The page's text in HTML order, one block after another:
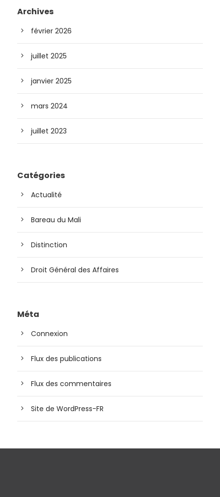
Archives
février 2026
juillet 2025
janvier 2025
mars 2024
juillet 2023
Catégories
Actualité
Bareau du Mali
Distinction
Droit Général des Affaires
Méta
Connexion
Flux des publications
Flux des commentaires
Site de WordPress-FR